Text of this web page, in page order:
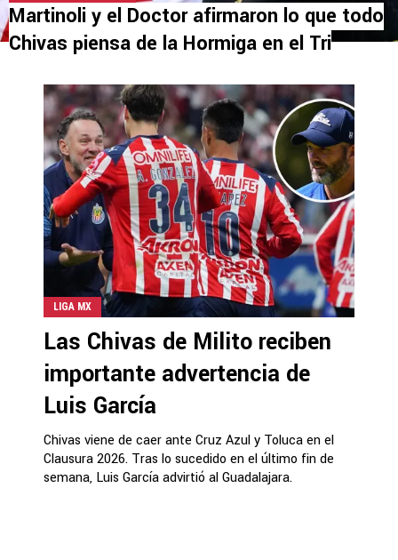
Martinoli y el Doctor afirmaron lo que todo
Chivas piensa de la Hormiga en el Tri
LIGA MX
Las Chivas de Milito reciben
importante advertencia de
Luis García
Chivas viene de caer ante Cruz Azul y Toluca en el
Clausura 2026. Tras lo sucedido en el último fin de
semana, Luis García advirtió al Guadalajara.